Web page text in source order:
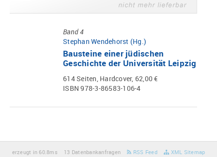
Band 4
Stephan Wendehorst (Hg.)
Bausteine einer jüdischen
Geschichte der Universität Leipzig
614 Seiten, Hardcover, 62,00 €
ISBN 978-3-86583-106-4
erzeugt in 60.8ms 13 Datenbankanfragen RSS Feed XML Sitemap